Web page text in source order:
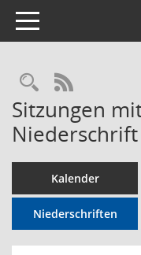
Toggle navigation
RSS-Feed
Sitzungen
Kalender
Niederschriften